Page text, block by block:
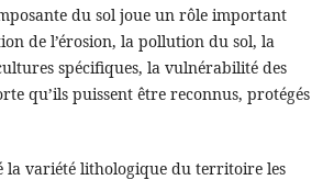
du sol joue un rôle important
de l’érosion, la pollution du sol, la
spécifiques, la vulnérabilité des
qu’ils puissent être reconnus, protégés
la variété lithologique du territoire les